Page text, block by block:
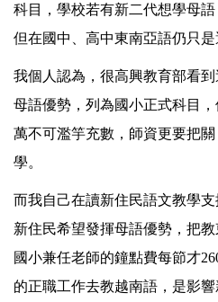
科目，學校若有新二代想學母
但在國中、高中東南亞語仍只是
我個人認為，很高興教育部看
母語優勢，列為國小正式科目
萬不可濫竽充數，師資更要把
學。
而我自己在讀新住民語文教學
新住民希望發揮母語優勢，把
國小兼任老師的鐘點費每節才
的正職工作去教越南語，是影